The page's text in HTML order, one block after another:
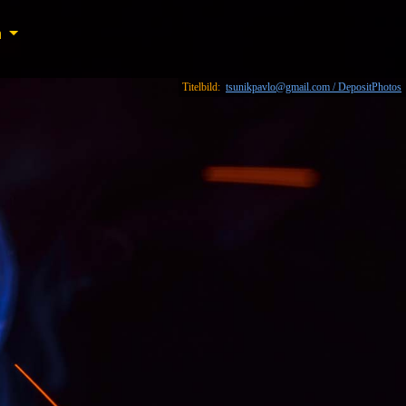
Titelbild: tsunikpavlo@gmail.com / DepositPhotos